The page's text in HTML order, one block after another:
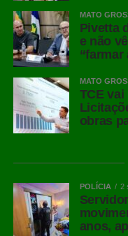
Twitter
Messenger
LinkedIn
Share
MATO
Pivetta
e não
“farmar
MATO
TCE
obras
POLÍCIA 2
anos,